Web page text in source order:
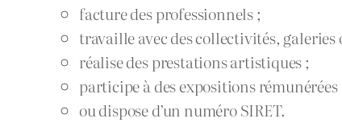
facture des professionnels ;
travaille avec des collectivités, galeries
réalise des prestations artistiques ;
participe à des expositions rémunérées
ou dispose d’un numéro SIRET.